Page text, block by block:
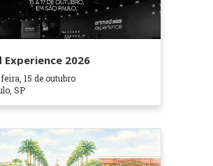
2026
15 de outubro
SP